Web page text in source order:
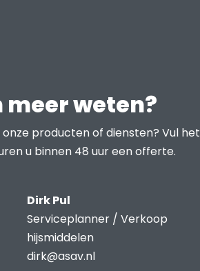
meer weten?
producten of diensten? Vul het
u binnen 48 uur een offerte.
Dirk Pul
Serviceplanner / Verkoop
hijsmiddelen
dirk@asav.nl